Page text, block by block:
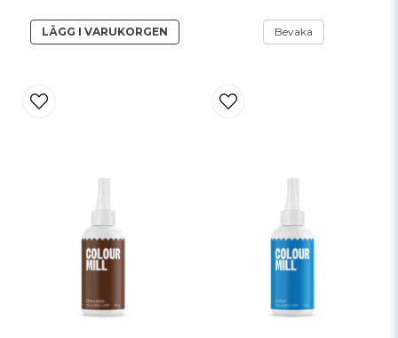
LÄGG I VARUKORGEN Bevaka